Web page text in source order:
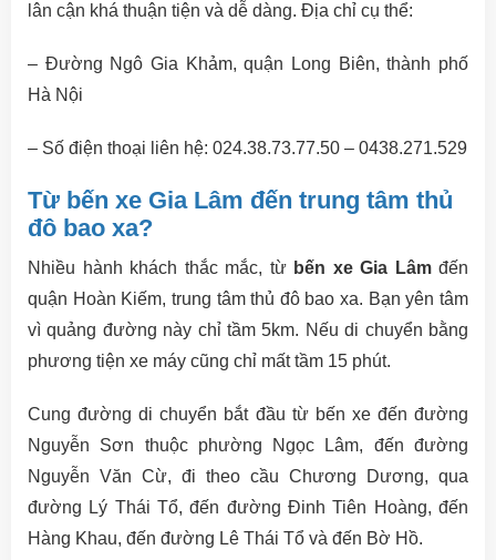
lân cận khá thuận tiện và dễ dàng. Địa chỉ cụ thể:
– Đường Ngô Gia Khảm, quận Long Biên, thành phố
Hà Nội
– Số điện thoại liên hệ: 024.38.73.77.50 – 0438.271.529
Từ bến xe Gia Lâm đến trung tâm thủ
đô bao xa?
Nhiều hành khách thắc mắc, từ bến xe Gia Lâmđến
quận Hoàn Kiếm, trung tâm thủ đô bao xa. Bạn yên tâm
vì quảng đường này chỉ tầm 5km. Nếu di chuyển bằng
phương tiện xe máy cũng chỉ mất tầm 15 phút.
Cung đường di chuyển bắt đầu từ bến xe đến đường
Nguyễn Sơn thuộc phường Ngọc Lâm, đến đường
Nguyễn Văn Cừ, đi theo cầu Chương Dương, qua
đường Lý Thái Tổ, đến đường Đinh Tiên Hoàng, đến
Hàng Khau, đến đường Lê Thái Tổ và đến Bờ Hồ.